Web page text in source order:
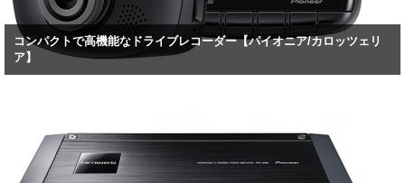
コンパクトで高機能なドライブレコーダー【パイオニア/カロッツェリ
ア】